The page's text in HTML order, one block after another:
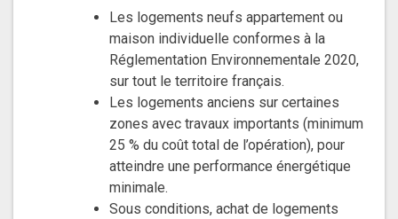
Les logements neufs appartement ou
maison individuelle conformes à la
Réglementation Environnementale 2020,
sur tout le territoire français.
Les logements anciens sur certaines
zones avec travaux importants (minimum
25 % du coût total de l’opération), pour
atteindre une performance énergétique
minimale.
Sous conditions, achat de logements